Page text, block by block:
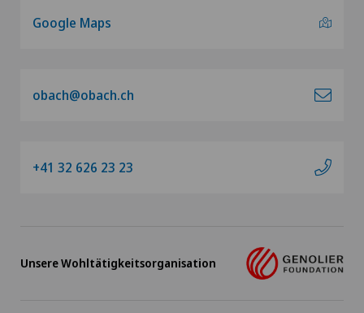
Google Maps
obach@obach.ch
+41 32 626 23 23
Unsere Wohltätigkeitsorganisation